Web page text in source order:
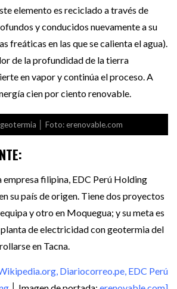
elemento es reciclado a través de
y conducidos nuevamente a su
freáticas en las que se calienta el agua).
de la profundidad de la tierra
en vapor y continúa el proceso. A
cien por ciento renovable.
│ Foto: erenovable.com
empresa filipina, EDC Perú Holding
su país de origen. Tiene dos proyectos
y otro en Moquegua; y su meta es
de electricidad con geotermia del
en Tacna.
Diariocorreo.pe, EDC Perú